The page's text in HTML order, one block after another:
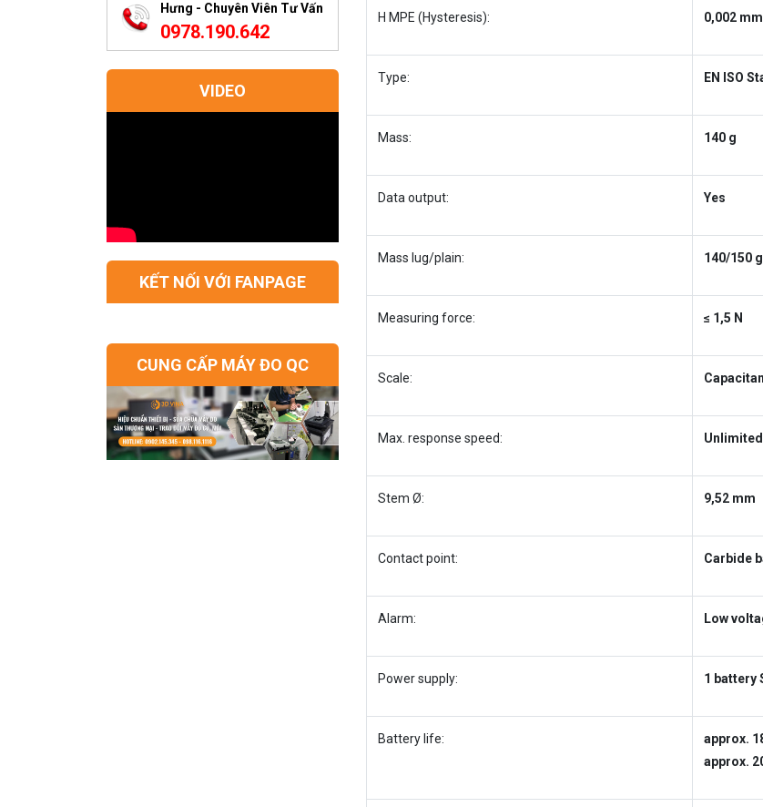
Hưng - Chuyên Viên Tư Vấn
0978.190.642
VIDEO
KẾT NỐI VỚI FANPAGE
CUNG CẤP MÁY ĐO QC
H MPE (Hysteresis): 0,002 mm
Type: EN ISO
Mass: 140 g
Data output: Yes
Mass lug/plain: 140/150 g
Measuring force: ≤ 1,5 N
Scale:
Max. response speed: Unlimited
Stem Ø: 9,52 mm
Contact point: Carbide
Alarm: Low
Power supply: 1 battery
Battery life:
approx.
approx.